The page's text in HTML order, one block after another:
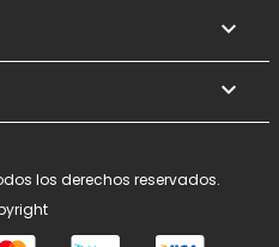

keyboard_arrow_down
los derechos reservados.